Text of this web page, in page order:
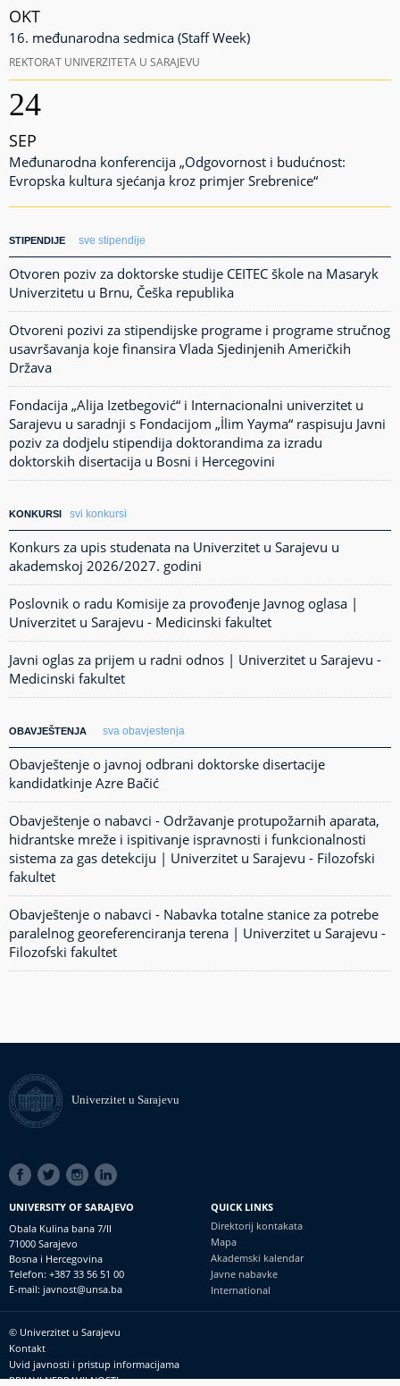
OKT
16. međunarodna sedmica (Staff Week)
REKTORAT UNIVERZITETA U SARAJEVU
24
SEP
Međunarodna konferencija „Odgovornost i budućnost:
Evropska kultura sjećanja kroz primjer Srebrenice“
STIPENDIJE sve stipendije
Otvoren poziv za doktorske studije CEITEC škole na Masaryk
Univerzitetu u Brnu, Češka republika
Otvoreni pozivi za stipendijske programe i programe stručnog
usavršavanja koje finansira Vlada Sjedinjenih Američkih
Država
Fondacija „Alija Izetbegović“ i Internacionalni univerzitet u
Sarajevu u saradnji s Fondacijom „İlim Yayma“ raspisuju Javni
poziv za dodjelu stipendija doktorandima za izradu
doktorskih disertacija u Bosni i Hercegovini
KONKURSI svi konkursi
Konkurs za upis studenata na Univerzitet u Sarajevu u
akademskoj 2026/2027. godini
Poslovnik o radu Komisije za provođenje Javnog oglasa |
Univerzitet u Sarajevu - Medicinski fakultet
Javni oglas za prijem u radni odnos | Univerzitet u Sarajevu -
Medicinski fakultet
OBAVJEŠTENJA sva obavjestenja
Obavještenje o javnoj odbrani doktorske disertacije
kandidatkinje Azre Bačić
Obavještenje o nabavci - Održavanje protupožarnih aparata,
hidrantske mreže i ispitivanje ispravnosti i funkcionalnosti
sistema za gas detekciju | Univerzitet u Sarajevu - Filozofski
fakultet
Obavještenje o nabavci - Nabavka totalne stanice za potrebe
paralelnog georeferenciranja terena | Univerzitet u Sarajevu -
Filozofski fakultet
Univerzitet u Sarajevu
SOCIAL
LINKS
UNIVERSITY OF SARAJEVO
Obala Kulina bana 7/II
71000 Sarajevo
Bosna i Hercegovina
Telefon: +387 33 56 51 00
E-mail: javnost@unsa.ba
QUICK LINKS
Direktorij kontakata
Mapa
Akademski kalendar
Javne nabavke
International
Footer
meni
© Univerzitet u Sarajevu
Kontakt
Uvid javnosti i pristup informacijama
PRIJAVI NEPRAVILNOSTI